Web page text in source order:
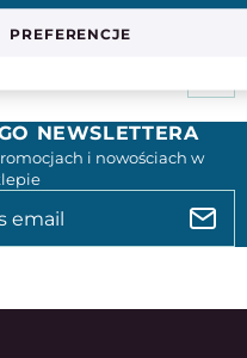
NEWSLETTERA
i nowościach w
PREFERENCJE